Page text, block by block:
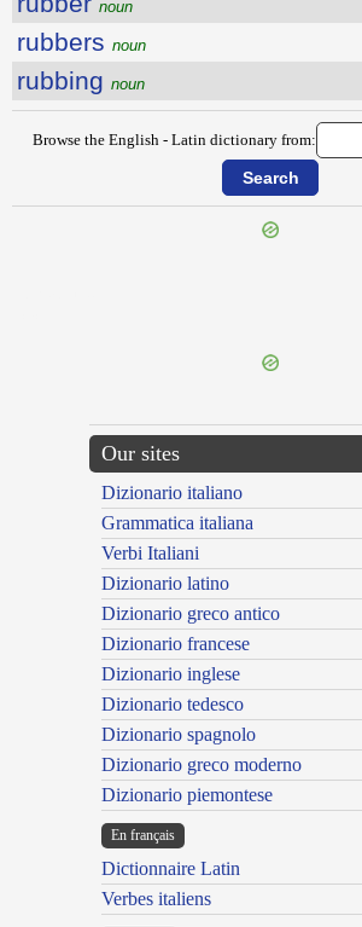
noun
rubbers noun
rubbing noun
Browse the English - Latin dictionary from:
Our sites
Dizionario italiano
Grammatica italiana
Verbi Italiani
Dizionario latino
Dizionario greco antico
Dizionario francese
Dizionario inglese
Dizionario tedesco
Dizionario spagnolo
Dizionario greco moderno
Dizionario piemontese
En français
Dictionnaire Latin
Verbes italiens